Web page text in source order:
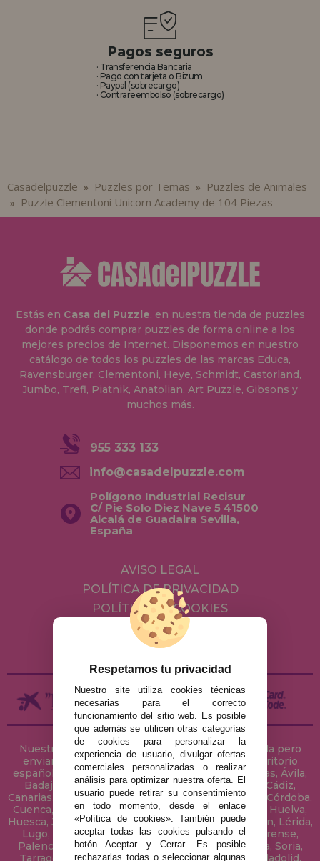
Pagos seguros
· Transferencia Bancaria
· Pago con tarjeta o Bizum
· Paypal (sobrecargo)
· Contrareembolso (sobrecargo)
Casadelpuzzle » Puzzles por Temas » Puzzles de Animales
» Puzzle Clementoni Unicorn Academy de 104 Piezas
Estás en Casa del Puzzle, en nuestra tienda de puzzles
donde podrás comprar puzzles de forma online a los
mejores precios de Internet. Disponemos en nuestro
catálogo de todos los puzzles de las marcas Educa,
Ravensburger, Clementoni, Heye, Schmidt, Castorland,
Jumbo, Trefl, Piatnik, Anatolian, Art Puzzle, Gibsons y
muchos más.
955 333 133
info@casadelpuzzle.com
Polígono Industrial Recisur
C/ Pie Solo Diez Nave 5 41500
Alcalá de Guadaira Sevilla,
España
AVISO LEGAL
POLÍTICA DE PRIVACIDAD
POLÍTICA DE COOKIES
ENVÍOS Y DEVOLUCIONES
DEVOLUCIONES / DESISTIMIENTO
Nuestra tienda de puzzles está ubicada en Sevilla pero
enviamos tus puzzles a cualquier ciudad del territorio
español: Álava, Albacete, Alicante, Almería, Asturias, Ávila,
Badajoz, Baleares, Barcelona, Burgos, Cáceres, Cádiz,
Canarias, Cantabria, Castellón, Ceuta, Ciudad Real, Córdoba,
Cuenca, Gerona, Granada, Guadalajara, Guipúzcoa, Huelva,
Huesca, Jaén, La Coruña, La Rioja, Las Palmas, Leon, Lérida,
Lugo, Madrid, Málaga, Melilla, Murcia, Navarra, Orense,
Palencia, Pontevedra, Salamanca, Segovia, Sevilla, Soria,
Respetamos tu privacidad
Nuestro site utiliza cookies técnicas
necesarias para el correcto
funcionamiento del sitio web. Es posible
que además se utilicen otras categorías
de cookies para personalizar la
experiencia de usuario, divulgar ofertas
comerciales personalizadas o realizar
análisis para optimizar nuestra oferta. El
usuario puede retirar su consentimiento
en todo momento, desde el enlace
«Política de cookies». También puede
aceptar todas las cookies pulsando el
botón Aceptar y Cerrar. Es posible
rechazarlas todas o seleccionar algunas